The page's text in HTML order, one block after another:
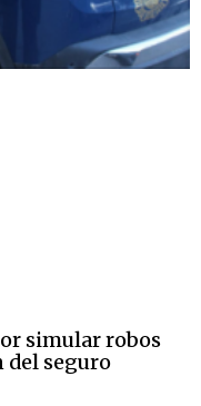
simular robos
del seguro